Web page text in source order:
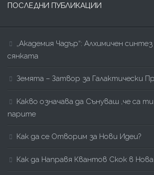
ПОСЛЕДНИ ПУБЛИКАЦИИ
„Академия Чадър“: Алхимичен
сянката
Земята – Затвор за Галактически
Kакво означава да Сънуваш ,че са
парите
Как да се Отворим за Нови Идеи?
Как да Направя Квантов Скок в